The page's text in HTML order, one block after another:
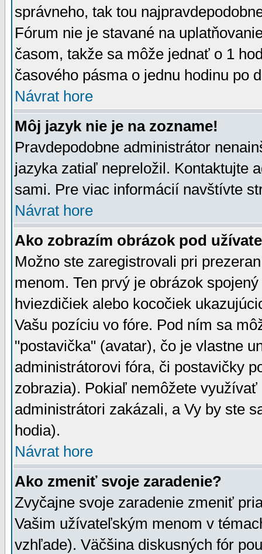
správneho, tak tou
Fórum nie je stavané na
časom, takže sa môže jednať o 1
časového pásma o jednu hodinu po
Návrat hore
Môj jazyk nie je na zozname!
Pravdepodobne administrátor
jazyka zatiaľ nepreložil. Kontaktujte
sami. Pre viac informácií navštívte
Návrat hore
Ako zobrazím obrázok pod
Možno ste zaregistrovali pri
menom. Ten prvý je obrázok
hviezdičiek alebo kocočiek
Vašu pozíciu vo fóre. Pod ním sa
"postavička" (avatar), čo je vlastne
administrátorovi fóra, či postavičky
zobrazia). Pokiaľ nemôžete
administrátori zakázali, a Vy by ste
hodia).
Návrat hore
Ako zmeniť svoje zaradenie?
Zvyčajne svoje zaradenie zmeniť
Vašim užívateľským menom v
vzhľade). Väčšina diskusných fór